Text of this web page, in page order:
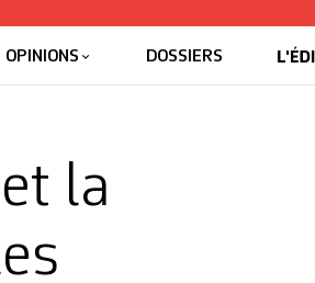
OPINIONS DOSSIERS
la